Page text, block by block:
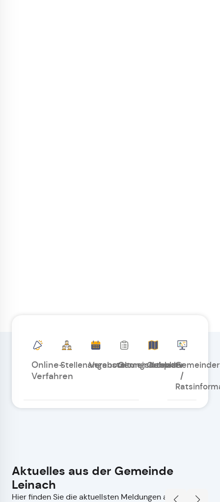
Online-
Verfahren
Stellenangebote
Veranstaltungskalender
Gemeindeblatt
Ortsplan
/
Aktuelles aus der Gemeinde
Leinach
Hier finden Sie die aktuellsten Meldungen auf einen